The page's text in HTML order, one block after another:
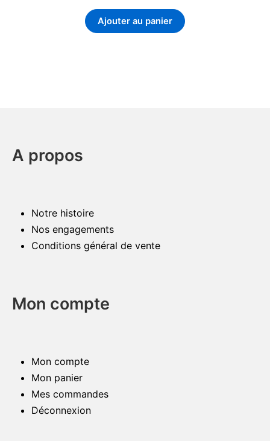
Ajouter au panier
A propos
Notre histoire
Nos engagements
Conditions général de vente
Mon compte
Mon compte
Mon panier
Mes commandes
Déconnexion